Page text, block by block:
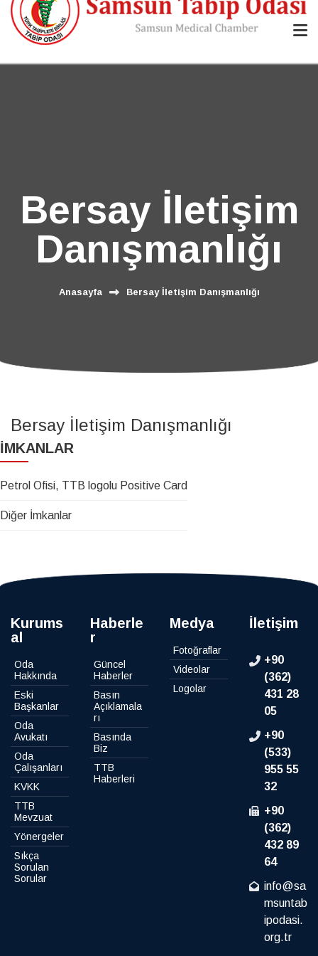
Bersay İletişim
Danışmanlığı
Anasayfa Bersay İletişim Danışmanlığı
Bersay İletişim Danışmanlığı
İMKANLAR
Petrol Ofisi, TTB logolu Positive Card
Diğer İmkanlar
Kurums
al
Oda
Hakkında
Eski
Başkanlar
Oda
Avukatı
Oda
Çalışanları
KVKK
TTB
Mevzuat
Yönergeler
Sıkça
Sorulan
Sorular
Haberle
r
Güncel
Haberler
Basın
Açıklamala
rı
Basında
Biz
TTB
Haberleri
Medya
Fotoğraflar
Videolar
Logolar
İletişim
+90
(362)
431 28
05
+90
(533)
955 55
32
+90
(362)
432 89
64
info@sa
msuntab
ipodasi.
org.tr